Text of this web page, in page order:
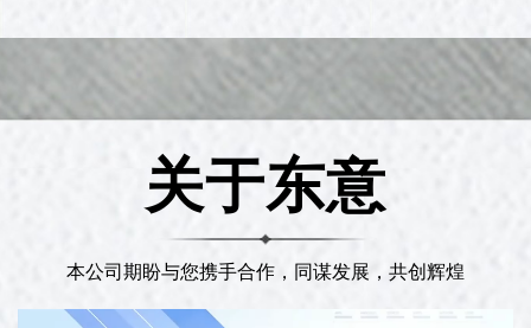
关于东意
本公司期盼与您携手合作，同谋发展，共创辉煌